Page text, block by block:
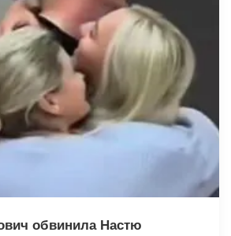
обвинила Настю